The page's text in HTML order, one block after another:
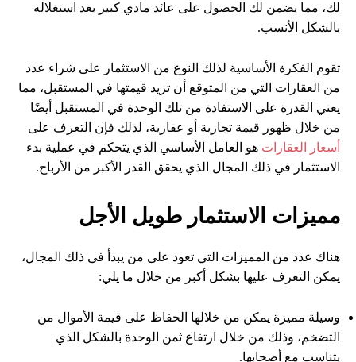
لك، مما يضمن لك الحصول على عائد مادي كبير بعد استغلاله
بالشكل الأنسب.
تقوم الفكرة الأساسية لذلك النوع من الاستثمار على شراء عدد
من العقارات التي من المتوقع أن تزيد قيمتها في المستقبل، مما
يعني القدرة على الاستفادة من تلك الوحدة في المستقبل أيضًا
من خلال ظهور قيمة تجارية أو عقارية، لذلك فإن التعرف على
أسعار العقارات هو العامل الأساسي الذي يتحكم في عملية بدء
الاستثمار في ذلك المجال الذي يحقق القدر الأكبر من الأرباح.
مميزات الاستثمار طويل الأجل
هناك عدد من المميزات التي تعود على من يبدأ في ذلك المجال،
يمكن التعرف عليها بشكل أكبر من خلال ما يلي:
وسيلة مميزة يمكن من خلالها الحفاظ على قيمة الأموال من
التضخم، وذلك من خلال ارتفاع ثمن الوحدة بالشكل الذي
يتناسب مع أصحابها.